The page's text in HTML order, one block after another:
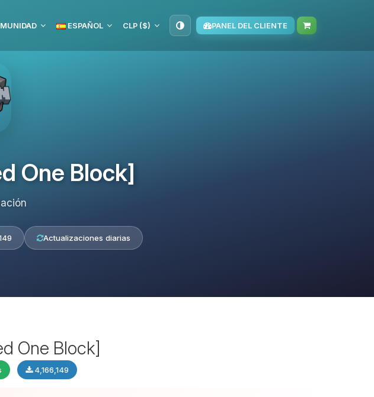
ESPAÑOL CLP ($) PANEL DEL CLIENTE
One Block]
Actualizaciones diarias
One Block]
4,166,149